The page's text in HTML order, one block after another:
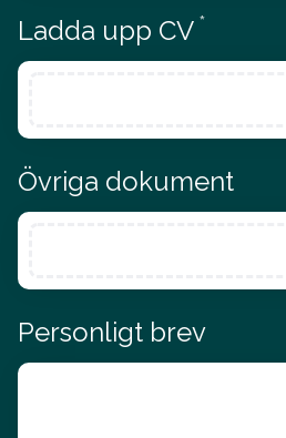
Ladda upp CV *
Övriga dokument
Personligt brev